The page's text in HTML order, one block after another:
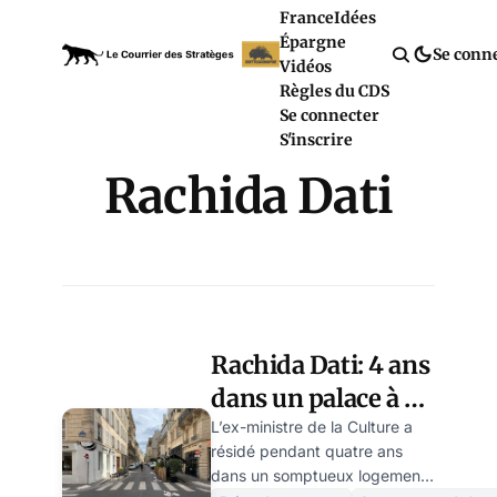
FranceIdées
Épargne
Vidéos
Règles du CDS
Se connecter
S'inscrire
Se
Rachida Dati
Rachida Dati: 4 ans
dans un palace à 12
500€/mois... sans
payer
L’ex-ministre de la Culture a
résidé pendant quatre ans
dans un somptueux logement